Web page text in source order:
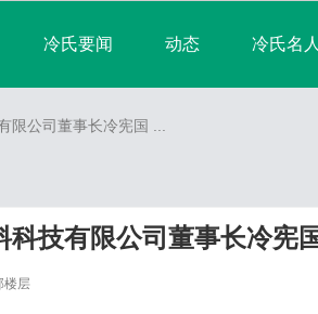
冷氏要闻 动态 冷氏名人
限公司董事长冷宪国 ...
技有限公司董事长冷宪
楼层